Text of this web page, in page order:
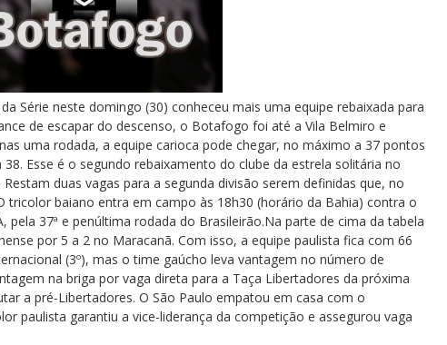
Série neste domingo (30) conheceu mais uma equipe rebaixada para
de escapar do descenso, o Botafogo foi até a Vila Belmiro e
uma rodada, a equipe carioca pode chegar, no máximo a 37 pontos
Esse é o segundo rebaixamento do clube da estrela solitária no
duas vagas para a segunda divisão serem definidas que, no
tricolor baiano entra em campo às 18h30 (horário da Bahia) contra o
pela 37ª e penúltima rodada do Brasileirão.Na parte de cima da tabela
por 5 a 2 no Maracanã. Com isso, a equipe paulista fica com 66
(3º), mas o time gaúcho leva vantagem no número de
na briga por vaga direta para a Taça Libertadores da próxima
a pré-Libertadores. O São Paulo empatou em casa com o
paulista garantiu a vice-liderança da competição e assegurou vaga